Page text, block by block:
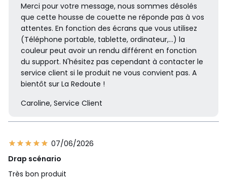
Merci pour votre message, nous sommes désolés
que cette housse de couette ne réponde pas à vos
attentes. En fonction des écrans que vous utilisez
(Téléphone portable, tablette, ordinateur,...) la
couleur peut avoir un rendu différent en fonction
du support. N'hésitez pas cependant à contacter le
service client si le produit ne vous convient pas. A
bientôt sur La Redoute !
Caroline, Service Client
07/06/2026
Drap scénario
Très bon produit